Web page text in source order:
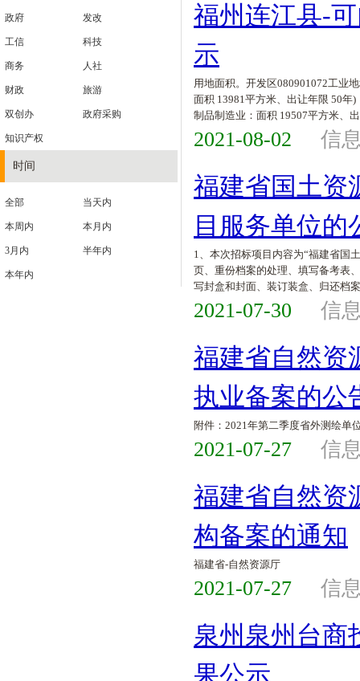
政府 发改
工信 科技
商务 人社
财政 旅游
双创办 政府采购
知识产权
时间
全部 当天内
本周内 本月内
3月内 半年内
本年内
福州连江县-
示
用地面积。开发区080901072工业
面积 13981平方米、出让年限 50年
制品制造业：面积 19507平方米、
2021-08-02 信
福建省国土资
目服务单位的
1、本次招标项目内容为“福建省国
页、重份档案的处理、填写备考表
写封盒和封面、装订装盒、归还档
2021-07-30 信
福建省自然资
执业备案的公
附件：2021年第二季度省外测绘单
2021-07-27 信
福建省自然资
构备案的通知
福建省-自然资源厅
2021-07-27 信
泉州泉州台商
果公示